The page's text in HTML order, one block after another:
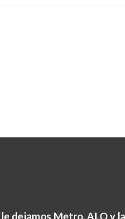
dejamos Metro, ALO y